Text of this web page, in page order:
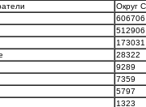
Округ
606706
512906
173031
28322
9289
7359
5797
1323